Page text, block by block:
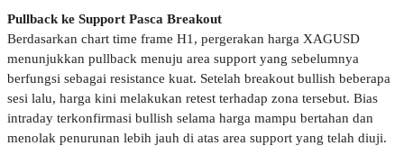
Pullback ke Support Pasca Breakout
Berdasarkan chart time frame H1, pergerakan harga XAGUSD
menunjukkan pullback menuju area support yang sebelumnya
berfungsi sebagai resistance kuat. Setelah breakout bullish beberapa
sesi lalu, harga kini melakukan retest terhadap zona tersebut. Bias
intraday terkonfirmasi bullish selama harga mampu bertahan dan
menolak penurunan lebih jauh di atas area support yang telah diuji.